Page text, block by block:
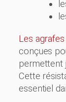
Les
conçues
permettent
Cette
essentiel